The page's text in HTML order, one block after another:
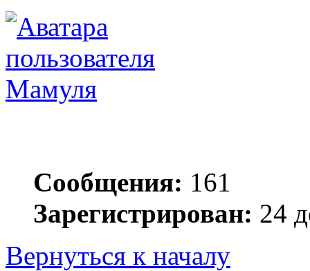
Мамуля
Сообщения: 161
Зарегистрирован: 24
Вернуться к началу